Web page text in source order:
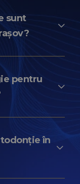
sunt
copii și
pentru
adaptat
în
în